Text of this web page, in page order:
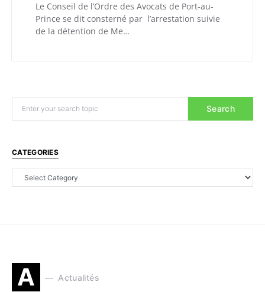
Le Conseil de l’Ordre des Avocats de Port-au-
Prince se dit consterné par l’arrestation suivie
de la détention de Me…
Search
CATEGORIES
A Actualités